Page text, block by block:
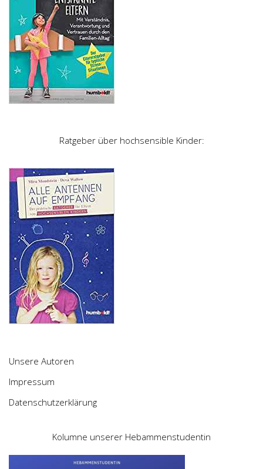
Ratgeber über hochsensible Kinder:
Unsere Autoren
Impressum
Datenschutzerklärung
Kolumne unserer Hebammenstudentin